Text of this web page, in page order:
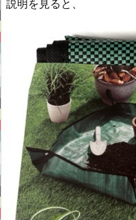
説明を見ると、